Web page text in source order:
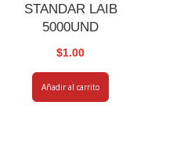
STANDAR LAIB
5000UND
$1.00
Añadir al carrito